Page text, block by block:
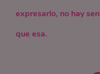
expresarlo, no hay
que esa.